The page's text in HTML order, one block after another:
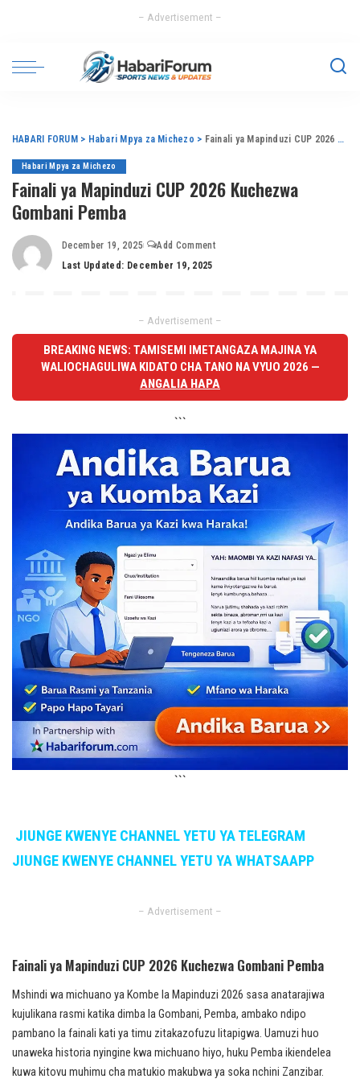
– Advertisement –
HABARI FORUM > Habari Mpya za Michezo > Fainali ya Mapinduzi CUP 2026 Kuchezwa Gombani Pemba
Habari Mpya za Michezo
Fainali ya Mapinduzi CUP 2026 Kuchezwa
Gombani Pemba
December 19, 2025
Add Comment
Last Updated: December 19, 2025
– Advertisement –
BREAKING NEWS: TAMISEMI IMETANGAZA MAJINA YA
WALIOCHAGULIWA KIDATO CHA TANO NA VYUO 2026 —
ANGALIA HAPA
```
```
JIUNGE KWENYE CHANNEL YETU YA TELEGRAM
JIUNGE KWENYE CHANNEL YETU YA WHATSAAPP
– Advertisement –
Fainali ya Mapinduzi CUP 2026 Kuchezwa Gombani Pemba
Mshindi wa michuano ya Kombe la Mapinduzi 2026 sasa anatarajiwa
kujulikana rasmi katika dimba la Gombani, Pemba, ambako ndipo
pambano la fainali kati ya timu zitakazofuzu litapigwa. Uamuzi huo
unaweka historia nyingine kwa michuano hiyo, huku Pemba ikiendelea
kuwa kitovu muhimu cha matukio makubwa ya soka nchini Zanzibar.